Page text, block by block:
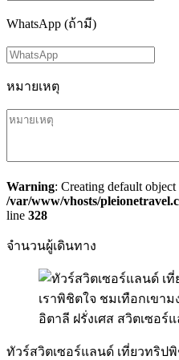
WhatsApp (ถ้ามี)
หมายเหตุ
Warning: Creating default
/var/www/vhosts/
line 328
จำนวนผู้เดินทาง
ทัวร์สวิตเซอร์แลนด์ เที่ยวทริป